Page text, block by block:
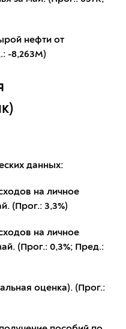
нефти от
-8,263M)
данных:
на личное
(Прог.: 3,3%)
на личное
(Прог.: 0,3%; Пред.:
оценка). (Прог.: